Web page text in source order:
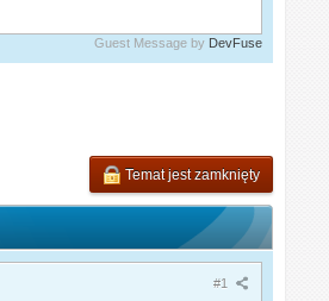
Guest Message by DevFuse
Temat jest zamknięty
#1